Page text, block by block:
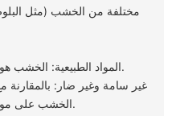
مختلفة من الخشب (مثل
المواد الطبيعية: الخشب هو مورد متجدد طبيعي ودود للبيئة.
غير سامة وغير ضار: بالمقارنة
الخشب على مواد كيميائية ضارة بجسم الإنسان.